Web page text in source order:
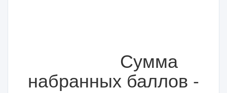
Сумма
набранных баллов -